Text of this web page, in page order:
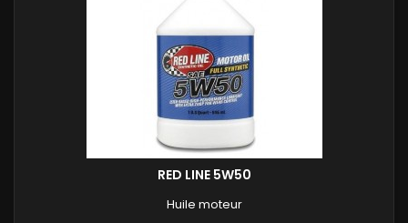
RED LINE 5W50
Huile moteur